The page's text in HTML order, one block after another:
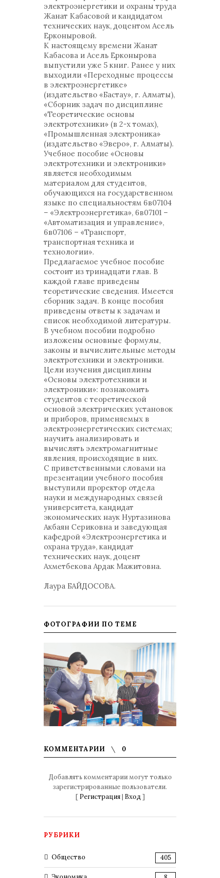
электроэнергетики и охраны труда
Жанат Кабасовой и кандидатом
технических наук, доцентом Асель
Ерконыровой.
К настоящему времени Жанат
Кабасова и Асель Ерконырова
выпустили уже 5 книг. Ранее у них
выходили «Переходные процессы
в электроэнергетике»
(издательство «Бастау», г. Алматы),
«Сборник задач по дисциплине
«Теоретические основы
электротехники» (в 2-х томах),
«Промышленная электроника»
(издательство «Эверо», г. Алматы).
Учебное пособие «Основы
электротехники и электроники»
является необходимым
материалом для студентов,
обучающихся на государственном
языке по специальностям 6в07104
– «Электроэнергетика», 6в07101 –
«Автоматизация и управление»,
6в07106 – «Транспорт,
транспортная техника и
технологии».
Предлагаемое учебное пособие
состоит из тринадцати глав. В
каждой главе приведены
теоретические сведения. Имеется
сборник задач. В конце пособия
приведены ответы к задачам и
список необходимой литературы.
В учебном пособии подробно
изложены основные формулы,
законы и вычислительные методы
электротехники и электроники.
Цели изучения дисциплины
«Основы электротехники и
электроники»: познакомить
студентов с теоретической
основой электрических установок
и приборов, применяемых в
электроэнергетических системах;
научить анализировать и
вычислять электромагнитные
явления, происходящие в них.
С приветственными словами на
презентации учебного пособия
выступили проректор отдела
науки и международных связей
университета, кандидат
экономических наук Нуртазинова
Акбаян Сериковна и заведующая
кафедрой «Электроэнергетика и
охрана труда», кандидат
технических наук, доцент
Ахметбекова Ардак Мажитовна.
Лаура БАЙДОСОВА.
ФОТОГРАФИИ ПО ТЕМЕ
КОММЕНТАРИИ 0
Добавлять комментарии могут только
зарегистрированные пользователи.
[ Регистрация| Вход ]
РУБРИКИ
Общество 405